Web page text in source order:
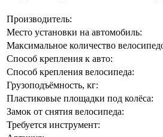
Производитель:
Место установки на автомобиль:
Максимальное количество
Способ крепления к авто:
Способ крепления велосипеда:
Грузоподъёмность, кг:
Пластиковые площадки под колёса:
Замок от снятия велосипеда:
Требуется инструмент: